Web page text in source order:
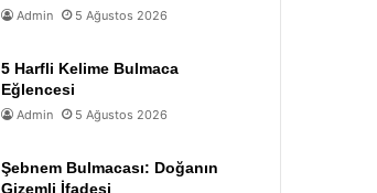
Admin 5 Ağustos 2026
5 Harfli Kelime Bulmaca
Eğlencesi
Admin 5 Ağustos 2026
Şebnem Bulmacası: Doğanın
Gizemli İfadesi